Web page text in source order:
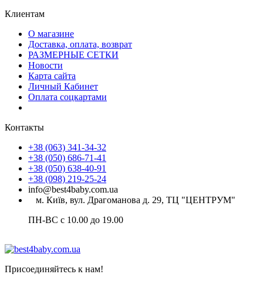
Клиентам
О магазине
Доставка, оплата, возврат
РАЗМЕРНЫЕ СЕТКИ
Новости
Карта сайта
Личный Кабинет
Оплата соцкартами
Контакты
+38 (063) 341-34-32
+38 (050) 686-71-41
+38 (050) 638-40-91
+38 (098) 219-25-24
info@best4baby.com.ua
м. Київ, вул. Драгоманова д. 29, ТЦ "ЦЕНТРУМ"
ПН-ВС с 10.00 до 19.00
Присоединяйтесь к нам!